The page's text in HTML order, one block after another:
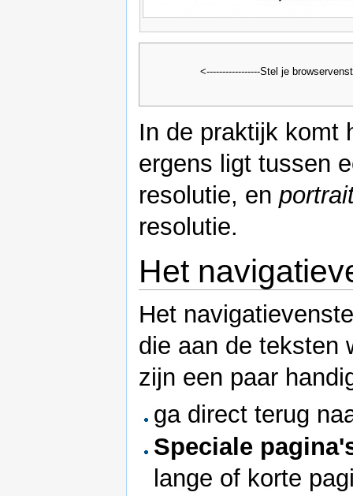
<-----------------Stel je
In de praktijk komt
ergens ligt tussen
resolutie, en
resolutie.
Het
Het
die aan de teksten
zijn een paar
ga direct terug
Speciale
lange of korte